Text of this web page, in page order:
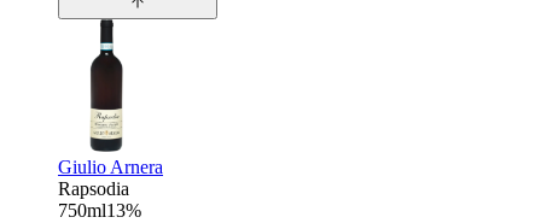
Giulio Arnera
Rapsodia
750ml13%